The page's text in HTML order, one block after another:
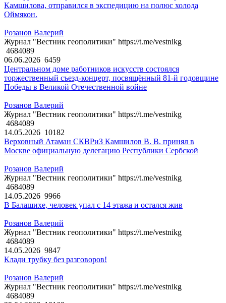
Камшилова, отправился в экспедицию на полюс холода
Оймякон.
Розанов Валерий
Журнал "Вестник геополитики" https://t.me/vestnikg
4684089
06.06.2026 6459
Центральном доме работников искусств состоялся
торжественный съезд-концерт, посвящённый 81-й годовщине
Победы в Великой Отечественной войне
Розанов Валерий
Журнал "Вестник геополитики" https://t.me/vestnikg
4684089
14.05.2026 10182
Верховный Атаман СКВРиЗ Камшилов В. В. принял в
Москве официальную делегацию Республики Сербской
Розанов Валерий
Журнал "Вестник геополитики" https://t.me/vestnikg
4684089
14.05.2026 9966
В Балашихе, человек упал с 14 этажа и остался жив
Розанов Валерий
Журнал "Вестник геополитики" https://t.me/vestnikg
4684089
14.05.2026 9847
Клади трубку без разговоров!
Розанов Валерий
Журнал "Вестник геополитики" https://t.me/vestnikg
4684089